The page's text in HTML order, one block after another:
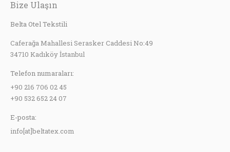
Bize Ulaşın
Belta Otel Tekstili
Caferağa Mahallesi Serasker Caddesi No:49
34710 Kadıköy İstanbul
Telefon numaraları:
+90 216 706 02 45
+90 532 652 24 07
E-posta:
info[at]beltatex.com